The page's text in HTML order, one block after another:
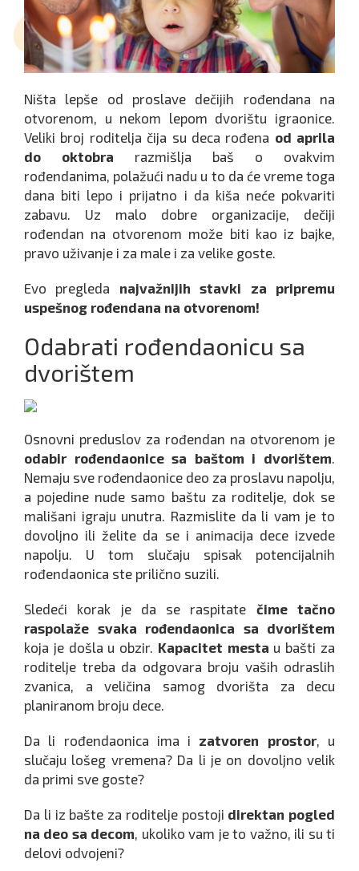
Ništa lepše od proslave dečijih rođendana na
otvorenom, u nekom lepom dvorištu igraonice.
Veliki broj roditelja čija su deca rođena od aprila
do oktobra razmišlja baš o ovakvim
rođendanima, polažući nadu u to da će vreme toga
dana biti lepo i prijatno i da kiša neće pokvariti
zabavu. Uz malo dobre organizacije, dečiji
rođendan na otvorenom može biti kao iz bajke,
pravo uživanje i za male i za velike goste.
Evo pregleda najvažnijih stavki za pripremu
uspešnog rođendana na otvorenom!
Odabrati rođendaonicu sa
dvorištem
Osnovni preduslov za rođendan na otvorenom je
odabir rođendaonice sa baštom i dvorištem
Nemaju sve rođendaonice deo za proslavu napolju,
a pojedine nude samo baštu za roditelje, dok se
mališani igraju unutra. Razmislite da li vam je to
dovoljno ili želite da se i animacija dece izvede
napolju. U tom slučaju spisak potencijalnih
rođendaonica ste prilično suzili.
Sledeći korak je da se raspitate čime tačno
raspolaže svaka rođendaonica sa dvorištem
koja je došla u obzir. Kapacitet mesta u bašti za
roditelje treba da odgovara broju vaših odraslih
zvanica, a veličina samog dvorišta za decu
planiranom broju dece.
Da li rođendaonica ima i zatvoren prostor, u
slučaju lošeg vremena? Da li je on dovoljno velik
da primi sve goste?
Da li iz bašte za roditelje postoji direktan pogled
na deo sa decom , ukoliko vam je to važno, ili su ti
delovi odvojeni?